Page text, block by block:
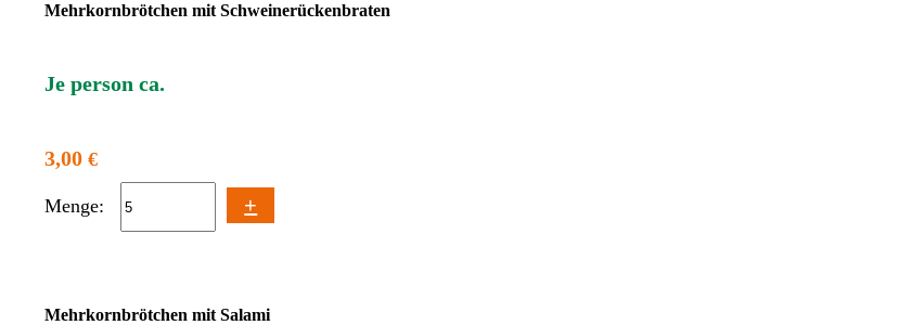
Mehrkornbrötchen mit Schweinerückenbraten
Je person ca.
3,00€
Menge: +
Mehrkornbrötchen mit Salami